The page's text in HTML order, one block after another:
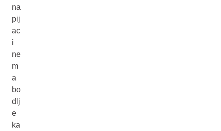
na
pij
ac
i
ne
m
a
bo
dlj
e
ka